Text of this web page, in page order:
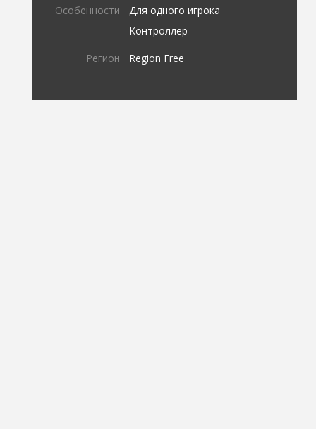
Особенности
Для одного игрока
Контроллер
Регион Region Free